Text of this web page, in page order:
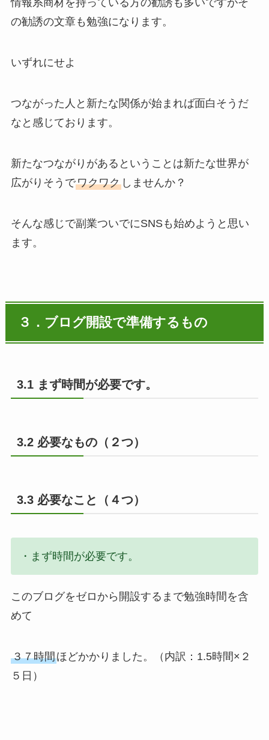
情報系商材を持っている方の勧誘も多いですがそ
の勧誘の文章も勉強になります。
いずれにせよ
つながった人と新たな関係が始まれば面白そうだ
なと感じております。
新たなつながりがあるということは新たな世界が
広がりそうでワクワクしませんか？
そんな感じで副業ついでにSNSも始めようと思い
ます。
３． ブログ開設で準備するもの
3.1 まず時間が必要です。
3.2 必要なもの（２つ）
3.3 必要なこと（４つ）
・まず時間が必要です。
このブログをゼロから開設するまで勉強時間を含
めて
３７時間ほどかかりました。（内訳：1.5時間×２
５日）